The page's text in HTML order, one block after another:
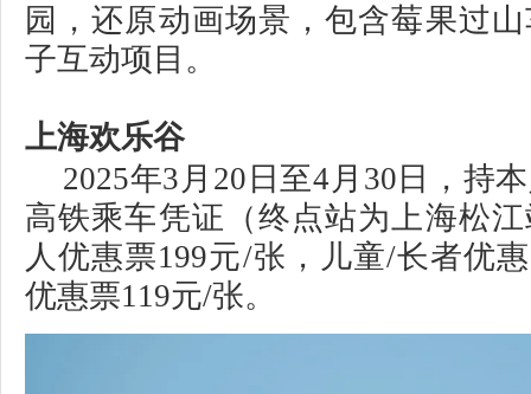
园，还原动画场景，包含莓果过
子互动项目。
上海欢乐谷
2025年3月20日至4月30日，持
高铁乘车凭证（终点站为上海松
人优惠票199元/张，儿童/长者优
优惠票119元/张。